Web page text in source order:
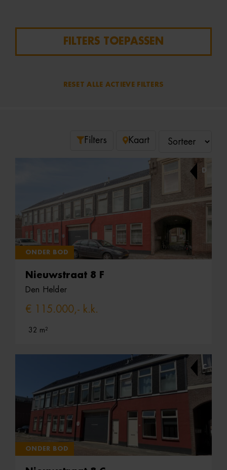
FILTERS TOEPASSEN
RESET ALLE ACTIEVE FILTERS
Filters Kaart
D
ONDER BOD
Nieuwstraat 8 F
Den Helder
€ 115.000,- k.k.
32 m²
C
ONDER BOD